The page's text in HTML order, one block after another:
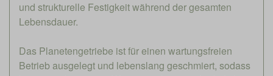
und strukturelle Festigkeit während der gesamten
Lebensdauer.
Das Planetengetriebe ist für einen wartungsfreien
Betrieb ausgelegt und lebenslang geschmiert, sodass